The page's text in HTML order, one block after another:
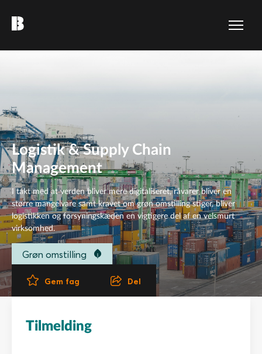
Logistik & Supply Chain
Management
I takt med at verden bliver mere digitaliseret, råvarer bliver en
større mangelvare samt kravet om grøn omstilling stiger, bliver
logistikken og forsyningskæden en vigtigere del af en velsmurt
virksomhed.
Grøn omstilling
Del
Gem fag
Tilmelding